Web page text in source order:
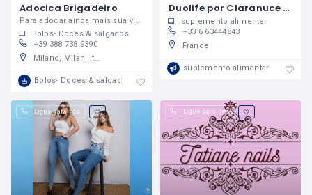
Adocica Brigadeiro
Para adoçar ainda mais sua vida!
Bolos- Doces & salgados
+39 388 738 9390
Milano, Milan, Italy
Bolos- Doces & salgados
Duolife por Claranuce Pereira
suplemento alimentar
+33 6 63444843
France
suplemento alimentar
Ligue para nós Ligue para nós